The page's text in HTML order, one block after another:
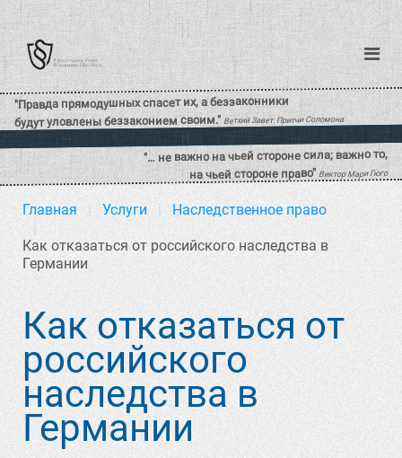
Главная Услуги Наследственное право
Как отказаться от российского наследства в
Германии
Как отказаться от
российского
наследства в
Германии